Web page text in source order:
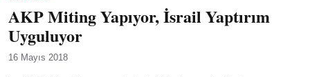
AKP Miting Yapıyor, İsrail Yaptırım
Uyguluyor
16 Mayıs 2018